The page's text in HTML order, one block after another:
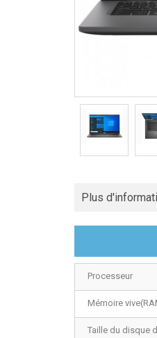
Plus
Processeur
Mémoire
Taille du disque